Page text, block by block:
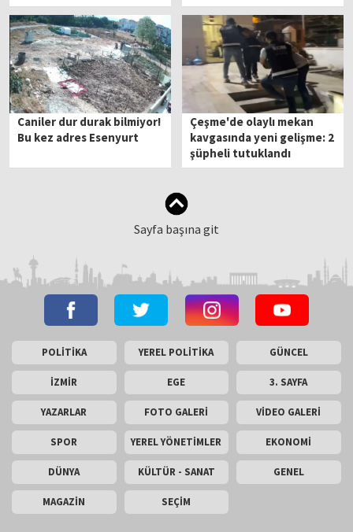
Caniler dur durak bilmiyor!
Bu kez adres Esenyurt
Çeşme'de olaylı mekan
kavgasında yeni gelişme: 2
şüpheli tutuklandı
Sayfa başına git
POLİTİKA YEREL POLİTİKA GÜNCEL
İZMİR EGE 3. SAYFA
YAZARLAR FOTO GALERİ VİDEO GALERİ
SPOR YEREL YÖNETİMLER EKONOMİ
DÜNYA KÜLTÜR - SANAT GENEL
MAGAZİN SEÇİM